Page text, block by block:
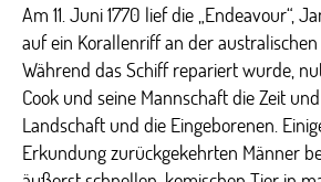
Am 11. Juni 1770 lief die „Endeavour“,
auf ein Korallenriff an der
Während das Schiff repariert wurde,
Cook und seine Mannschaft die Zeit
Landschaft und die Eingeborenen.
Erkundung zurückgekehrten Männer